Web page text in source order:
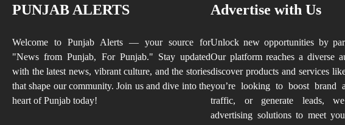
PUNJAB ALERTS
Welcome to Punjab Alerts — your source for
"News from Punjab, For Punjab." Stay updated
with the latest news, vibrant culture, and the stories
that shape our community. Join us and dive into the
heart of Punjab today!
Advertise with Us
Unlock new opportunities by
Our platform reaches a diverse
discover products and services
you’re looking to boost brand
traffic, or generate leads,
advertising solutions to meet